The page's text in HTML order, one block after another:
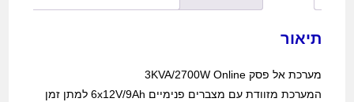
תיאור
מערכת אל פסק 3KVA/2700W Online
המערכת מזוודת עם מצברים פנימיים 6x12V/9Ah למתן זמן